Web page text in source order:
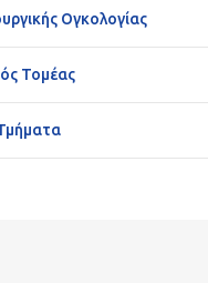
Ογκολογίας
Τομέας